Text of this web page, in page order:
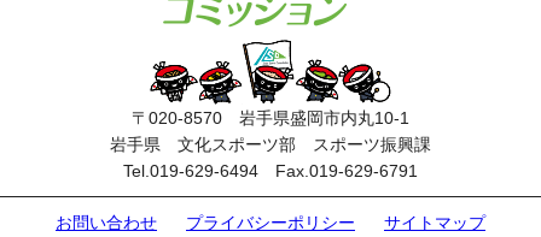
〒020-8570 岩手県盛岡市内丸10-1
岩手県 文化スポーツ部 スポーツ振興課
Tel.019-629-6494 Fax.019-629-6791
お問い合わせ プライバシーポリシー サイトマップ